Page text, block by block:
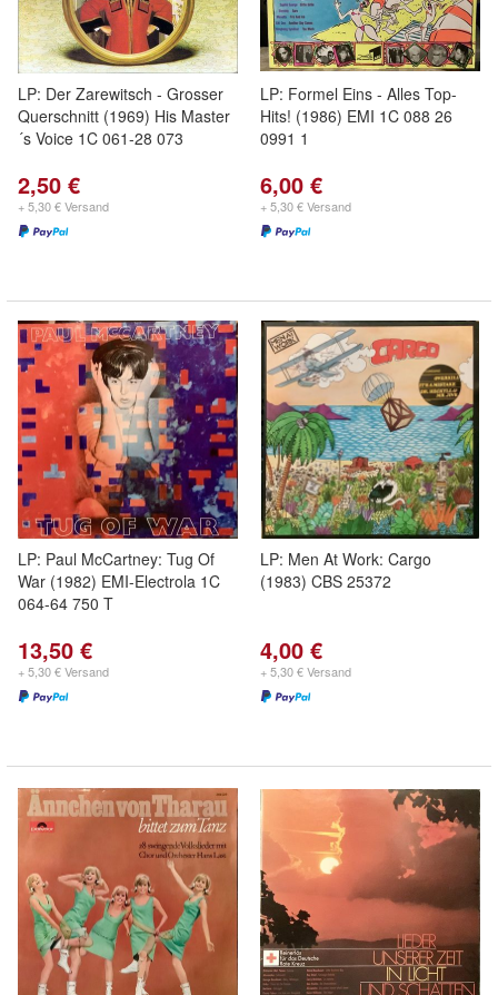
LP: Der Zarewitsch - Grosser
Querschnitt (1969) His Master
´s Voice 1C 061-28 073
2,50 €
+ 5,30 € Versand
LP: Formel Eins - Alles Top-
Hits! (1986) EMI 1C 088 26
0991 1
6,00 €
+ 5,30 € Versand
LP: Paul McCartney: Tug Of
War (1982) EMI-Electrola 1C
064-64 750 T
13,50 €
+ 5,30 € Versand
LP: Men At Work: Cargo
(1983) CBS 25372
4,00 €
+ 5,30 € Versand